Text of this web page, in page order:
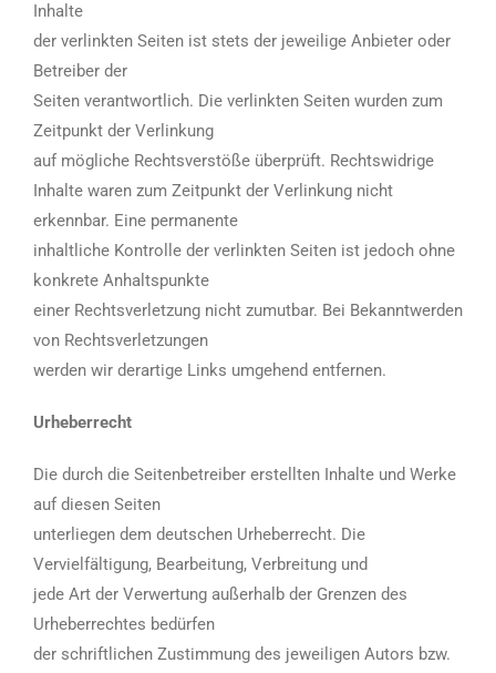
Inhalte
der verlinkten Seiten ist stets der jeweilige Anbieter oder
Betreiber der
Seiten verantwortlich. Die verlinkten Seiten wurden zum
Zeitpunkt der Verlinkung
auf mögliche Rechtsverstöße überprüft. Rechtswidrige
Inhalte waren zum Zeitpunkt der Verlinkung nicht
erkennbar. Eine permanente
inhaltliche Kontrolle der verlinkten Seiten ist jedoch ohne
konkrete Anhaltspunkte
einer Rechtsverletzung nicht zumutbar. Bei Bekanntwerden
von Rechtsverletzungen
werden wir derartige Links umgehend entfernen.
Urheberrecht
Die durch die Seitenbetreiber erstellten Inhalte und Werke
auf diesen Seiten
unterliegen dem deutschen Urheberrecht. Die
Vervielfältigung, Bearbeitung, Verbreitung und
jede Art der Verwertung außerhalb der Grenzen des
Urheberrechtes bedürfen
der schriftlichen Zustimmung des jeweiligen Autors bzw.